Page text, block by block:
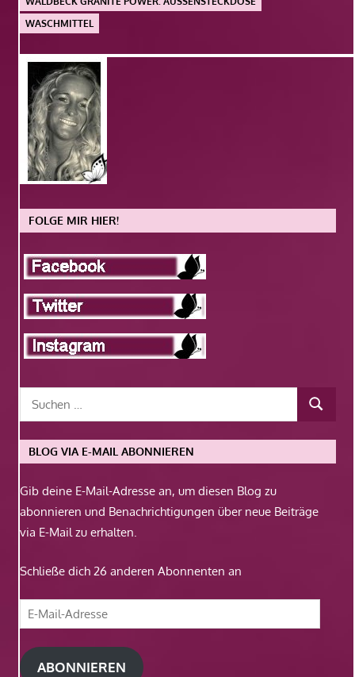
WASCHMITTEL
FOLGE MIR HIER!
BLOG VIA E-MAIL ABONNIEREN
Gib deine E-Mail-Adresse an, um diesen Blog zu
abonnieren und Benachrichtigungen über neue Beiträge
via E-Mail zu erhalten.
Schließe dich 26 anderen Abonnenten an
E-
Mail-
Adresse
ABONNIEREN